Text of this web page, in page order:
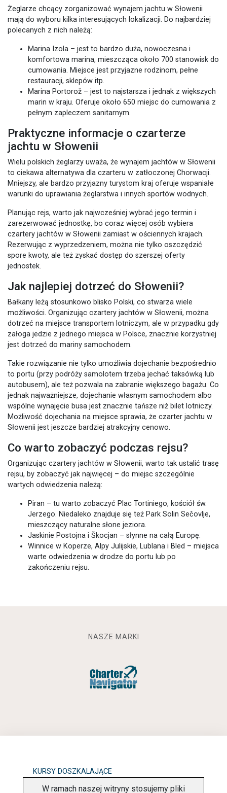
Żeglarze chcący zorganizować wynajem jachtu w Słowenii
mają do wyboru kilka interesujących lokalizacji. Do najbardziej
polecanych z nich należą:
Marina Izola – jest to bardzo duża, nowoczesna i
komfortowa marina, mieszcząca około 700 stanowisk do
cumowania. Miejsce jest przyjazne rodzinom, pełne
restauracji, sklepów itp.
Marina Portorož – jest to najstarsza i jednak z większych
marin w kraju. Oferuje około 650 miejsc do cumowania z
pełnym zapleczem sanitarnym.
Praktyczne informacje o czarterze
jachtu w Słowenii
Wielu polskich żeglarzy uważa, że wynajem jachtów w Słowenii
to ciekawa alternatywa dla czarteru w zatłoczonej Chorwacji.
Mniejszy, ale bardzo przyjazny turystom kraj oferuje wspaniałe
warunki do uprawiania żeglarstwa i innych sportów wodnych.
Planując rejs, warto jak najwcześniej wybrać jego termin i
zarezerwować jednostkę, bo coraz więcej osób wybiera
czartery jachtów w Słowenii zamiast w ościennych krajach.
Rezerwując z wyprzedzeniem, można nie tylko oszczędzić
spore kwoty, ale też zyskać dostęp do szerszej oferty
jednostek.
Jak najlepiej dotrzeć do Słowenii?
Bałkany leżą stosunkowo blisko Polski, co stwarza wiele
możliwości. Organizując czartery jachtów w Słowenii, można
dotrzeć na miejsce transportem lotniczym, ale w przypadku gdy
załoga jedzie z jednego miejsca w Polsce, znacznie korzystniej
jest dotrzeć do mariny samochodem.
Takie rozwiązanie nie tylko umożliwia dojechanie bezpośrednio
to portu (przy podróży samolotem trzeba jechać taksówką lub
autobusem), ale też pozwala na zabranie większego bagażu. Co
jednak najważniejsze, dojechanie własnym samochodem albo
wspólne wynajęcie busa jest znacznie tańsze niż bilet lotniczy.
Możliwość dojechania na miejsce sprawia, że czarter jachtu w
Słowenii jest jeszcze bardziej atrakcyjny cenowo.
Co warto zobaczyć podczas rejsu?
Organizując czartery jachtów w Słowenii, warto tak ustalić trasę
rejsu, by zobaczyć jak najwięcej – do miejsc szczególnie
wartych odwiedzenia należą:
Piran – tu warto zobaczyć Plac Tortiniego, kościół św.
Jerzego. Niedaleko znajduje się też Park Solin Sečovlje,
mieszczący naturalne słone jeziora.
Jaskinie Postojna i Škocjan – słynne na całą Europę.
Winnice w Koperze, Alpy Julijskie, Lublana i Bled – miejsca
warte odwiedzenia w drodze do portu lub po
zakończeniu rejsu.
NASZE MARKI
KURSY DOSZKALAJĄCE
W ramach naszej witryny stosujemy pliki